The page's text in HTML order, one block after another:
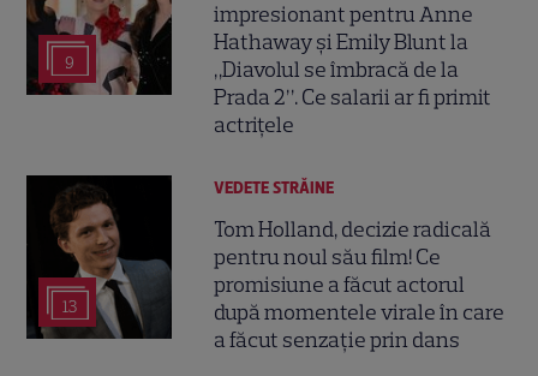
9
impresionant pentru Anne
Hathaway și Emily Blunt la
„Diavolul se îmbracă de la
Prada 2”. Ce salarii ar fi primit
actrițele
13
VEDETE STRĂINE
Tom Holland, decizie radicală
pentru noul său film! Ce
promisiune a făcut actorul
după momentele virale în care
a făcut senzație prin dans